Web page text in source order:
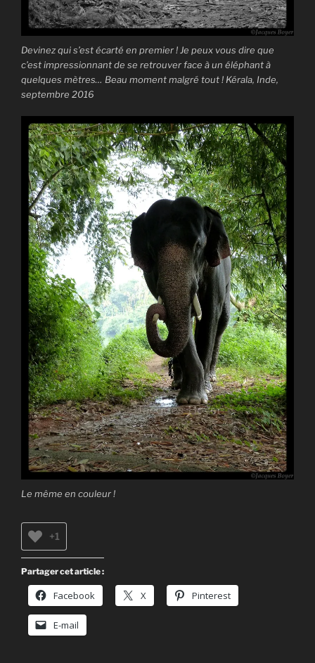
Devinez qui s’est écarté en premier ! Je peux vous dire que
c’est impressionnant de se retrouver face à un éléphant à
quelques mètres… Beau moment malgré tout ! Kérala, Inde,
septembre 2016
Le même en couleur !
+1
Partager cet article :
Facebook X Pinterest
E-mail